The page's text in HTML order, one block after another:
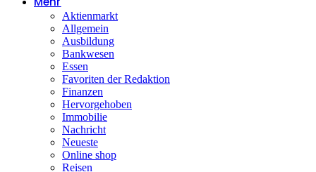
Aktienmarkt
Allgemein
Ausbildung
Bankwesen
Essen
Favoriten der Redaktion
Finanzen
Hervorgehoben
Immobilie
Nachricht
Neueste
Online shop
Reisen